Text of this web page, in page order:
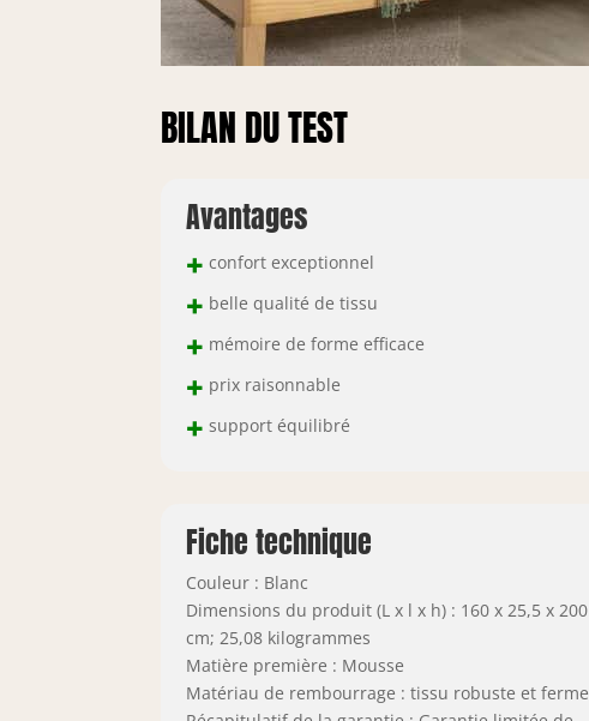
BILAN DU TEST
Avantages
+ confort exceptionnel
+ belle qualité de tissu
+ mémoire de forme efficace
+ prix raisonnable
+ support équilibré
Fiche technique
Couleur : Blanc
Dimensions du produit (L x l x h) : 160 x 25,5 x 200
cm; 25,08 kilogrammes
Matière première : Mousse
Matériau de rembourrage : tissu robuste et ferme